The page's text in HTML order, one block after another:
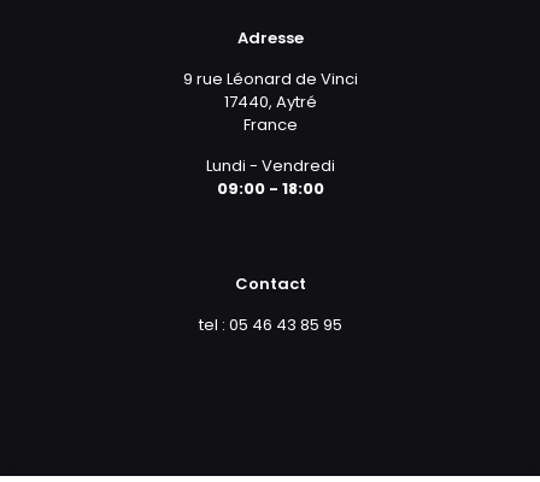
Adresse
9 rue Léonard de Vinci
17440, Aytré
France
Lundi - Vendredi
09:00 - 18:00
Contact
tel : 05 46 43 85 95